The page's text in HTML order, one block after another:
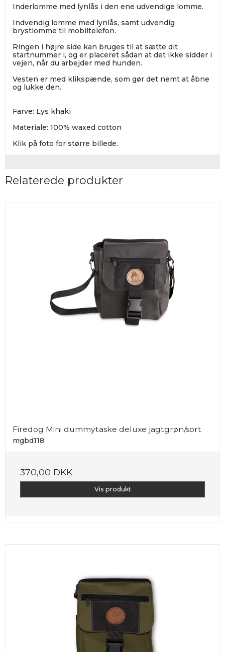
Inderlomme med lynlås i den ene udvendige lomme.
Indvendig lomme med lynlås, samt udvendig
brystlomme til mobiltelefon.
Ringen i højre side kan bruges til at sætte dit
startnummer i, og er placeret sådan at det ikke sidder i
vejen, når du arbejder med hunden.
Vesten er med klikspænde, som gør det nemt at åbne
og lukke den.
Farve: Lys khaki
Materiale: 100% waxed cotton
Klik på foto for større billede.
Relaterede produkter
Firedog Mini dummytaske deluxe jagtgrøn/sort
mgbd118
370,00 DKK
Vis produkt